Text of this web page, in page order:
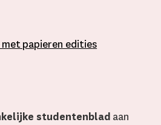
metpapieren edities
studentenblad aan